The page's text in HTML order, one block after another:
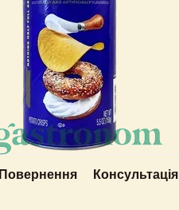
Повернення Консультація